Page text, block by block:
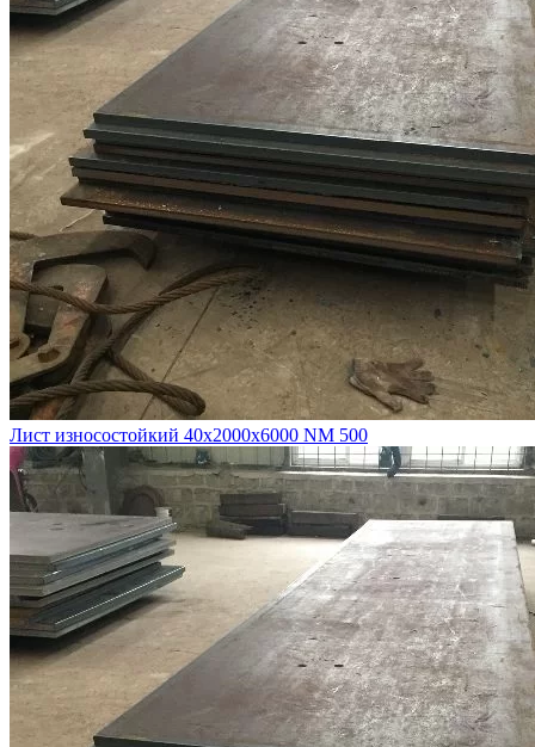
Лист износостойкий 40х2000х6000 NM 500